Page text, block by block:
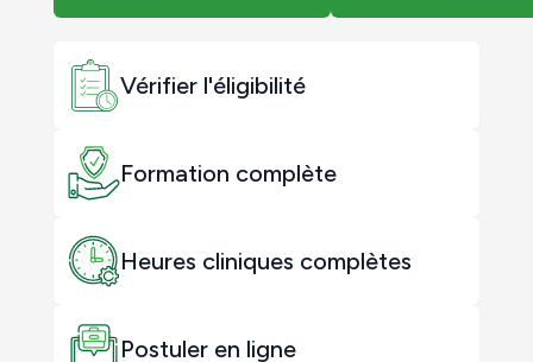
Vérifier l'éligibilité
Formation complète
Heures cliniques complètes
Postuler en ligne